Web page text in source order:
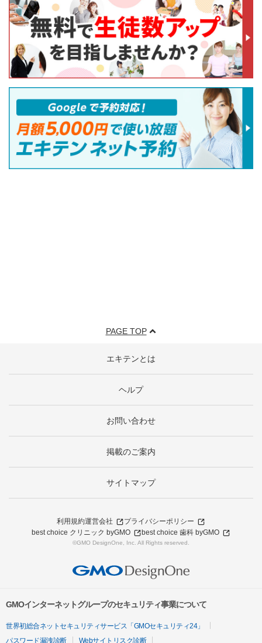
PAGE TOP
エキテンとは
ヘルプ
お問い合わせ
掲載のご案内
サイトマップ
利用規約運営会社
プライバシーポリシー
best choice クリニック byGMO
best choice 歯科 byGMO
©GMO DesignOne, Inc. All Rights reserved.
GMOインターネットグループのセキュリティ事業について
世界初総合ネットセキュリティサービス「GMOセキュリティ24」
パスワード漏洩診断
Webサイトリスク診断